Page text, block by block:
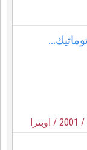
/ 2001
/ اوبترا